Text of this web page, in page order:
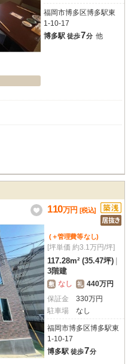
福岡市博多区博多駅東
1-10-17
博多駅 徒歩7分 他
110万円 [税込]
(＋管理費等なし)
[坪単価 約3.1万円/坪]
117.28m² (35.47坪)
3階建
敷 なし 礼 440万円
保証金
330万円
駐車場
なし
福岡市博多区博多駅東
1-10-17
博多駅 徒歩7分